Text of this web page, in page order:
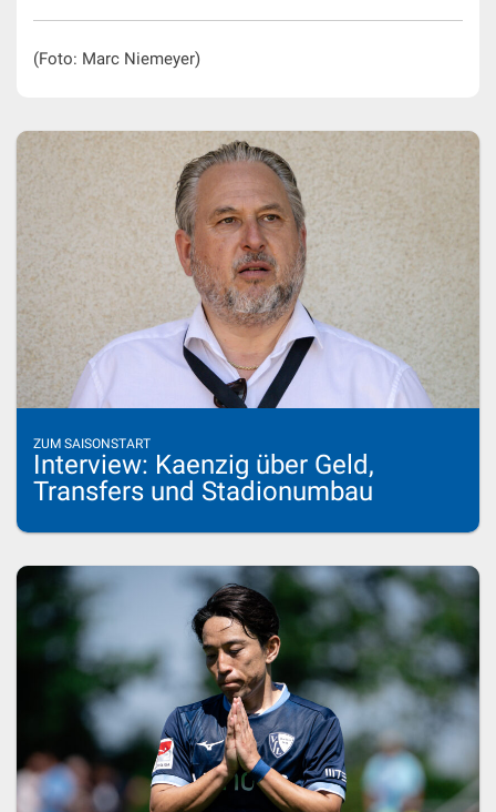
(Foto: Marc Niemeyer)
ZUM SAISONSTART
Interview: Kaenzig über Geld,
Transfers und Stadionumbau